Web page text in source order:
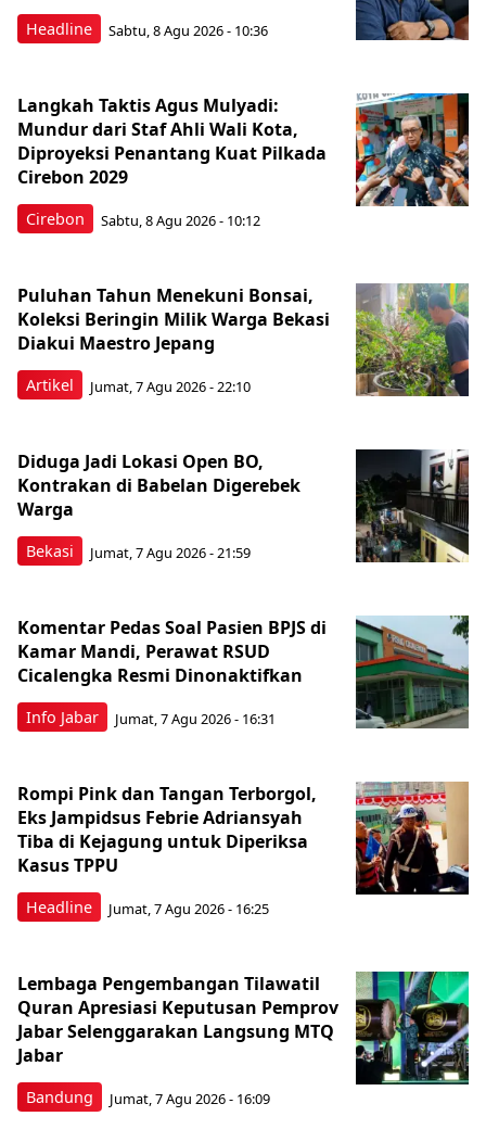
Headline Sabtu, 8 Agu 2026 - 10:36
Cirebon
Langkah Taktis Agus Mulyadi:
Mundur dari Staf Ahli Wali Kota,
Diproyeksi Penantang Kuat Pilkada
Cirebon 2029
Sabtu, 8 Agu 2026 - 10:12
Artikel
Puluhan Tahun Menekuni Bonsai,
Koleksi Beringin Milik Warga Bekasi
Diakui Maestro Jepang
Jumat, 7 Agu 2026 - 22:10
Bekasi
Diduga Jadi Lokasi Open BO,
Kontrakan di Babelan Digerebek
Warga
Jumat, 7 Agu 2026 - 21:59
Info Jabar
Komentar Pedas Soal Pasien BPJS di
Kamar Mandi, Perawat RSUD
Cicalengka Resmi Dinonaktifkan
Jumat, 7 Agu 2026 - 16:31
Headline
Rompi Pink dan Tangan Terborgol,
Eks Jampidsus Febrie Adriansyah
Tiba di Kejagung untuk Diperiksa
Kasus TPPU
Jumat, 7 Agu 2026 - 16:25
Bandung
Lembaga Pengembangan Tilawatil
Quran Apresiasi Keputusan Pemprov
Jabar Selenggarakan Langsung MTQ
Jabar
Jumat, 7 Agu 2026 - 16:09